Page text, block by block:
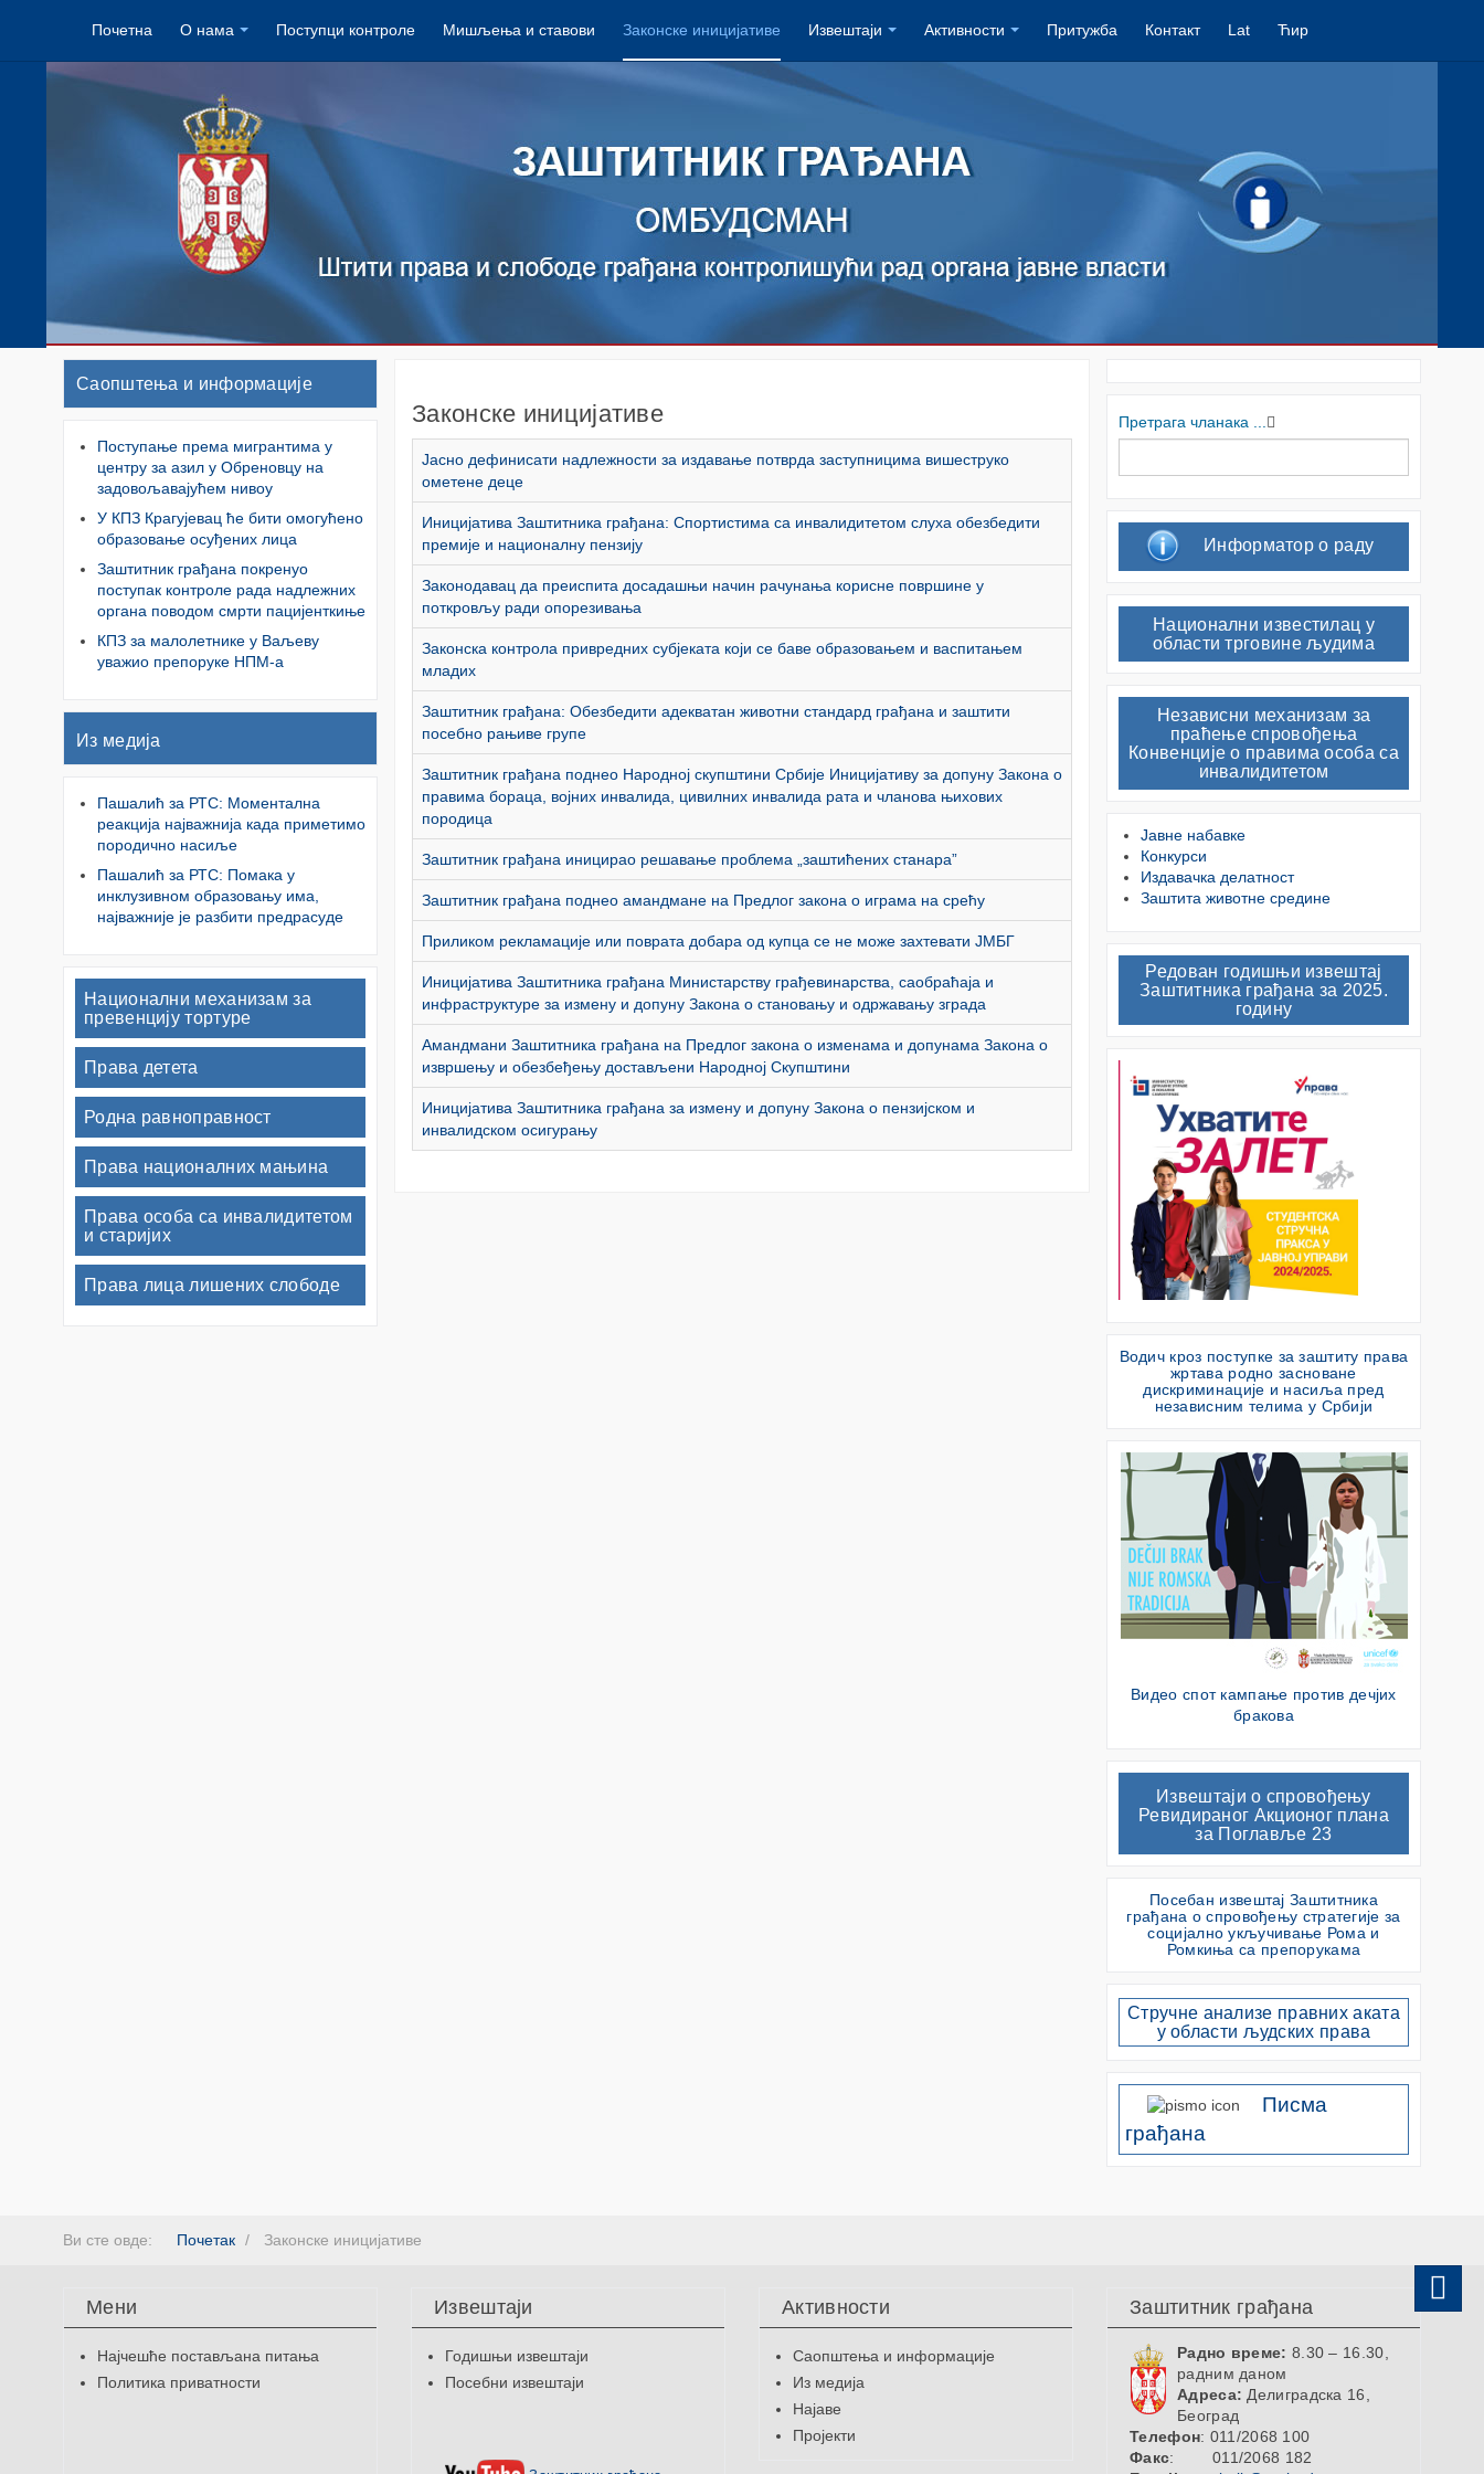
Почетна О нама Поступци контроле Мишљења и ставови Законске иницијативе Извештаји Активности Притужба Контакт Lat Ћир
Законске иницијативе
Јасно дефинисати надлежности за издавање потврда заступницима вишеструко
ометене деце
Иницијатива Заштитника грађана: Спортистима са инвалидитетом слуха обезбедити
премије и националну пензију
Законодавац да преиспита досадашњи начин рачунања корисне површине у
поткровљу ради опорезивања
Законска контрола привредних субјеката који се баве образовањем и васпитањем
младих
Заштитник грађана: Обезбедити адекватан животни стандард грађана и заштити
посебно рањиве групе
Заштитник грађана поднео Народној скупштини Србије Иницијативу за допуну Закона о
правима бораца, војних инвалида, цивилних инвалида рата и чланова њихових
породица
Заштитник грађана иницирао решавање проблема „заштићених станара”
Заштитник грађана поднео амандмане на Предлог закона о играма на срећу
Приликом рекламације или поврата добара од купца се не може захтевати ЈМБГ
Иницијатива Заштитника грађана Министарству грађевинарства, саобраћаја и
инфраструктуре за измену и допуну Закона о становању и одржавању зграда
Амандмани Заштитника грађана на Предлог закона о изменама и допунама Закона о
извршењу и обезбеђењу достављени Народној Скупштини
Иницијатива Заштитника грађана за измену и допуну Закона о пензијском и
инвалидском осигурању
Саопштења и информације
Поступање према мигрантима у
центру за азил у Обреновцу на
задовољавајућем нивоу
У КПЗ Крагујевац ће бити омогућено
образовање осуђених лица
Заштитник грађана покренуо
поступак контроле рада надлежних
органа поводом смрти пацијенткиње
КПЗ за малолетнике у Ваљеву
уважио препоруке НПМ-а
Из медија
Пашалић за РТС: Моментална
реакција најважнија када приметимо
породично насиље
Пашалић за РТС: Помака у
инклузивном образовању има,
најважније је разбити предрасуде
Национални механизам за
превенцију тортуре
Права детета
Родна равноправност
Права националних мањина
Права особа са инвалидитетом
и старијих
Права лица лишених слободе
Претрага чланака ...
Информатор о раду
Национални известилац у
области трговине људима
Независни механизам за
праћење спровођења
Конвенције о правима особа са
инвалидитетом
Јавне набавке
Конкурси
Издавачка делатност
Заштита животне средине
Редован годишњи извештај
Заштитника грађана за 2025.
годину
Водич кроз поступке за заштиту права
жртава родно засноване
дискриминације и насиља пред
независним телима у Србији
Видео спот кампање против дечјих
бракова
Извештаји о спровођењу
Ревидираног Акционог плана
за Поглавље 23
Посебан извештај Заштитника
грађана о спровођењу стратегије за
социјално укључивање Рома и
Ромкиња са препорукама
Стручне анализе правних аката
у области људских права
Писма
грађана
Ви сте овде: Почетак Законске иницијативе
Мени
Најчешће постављана питања
Политика приватности
Извештаји
Годишњи извештаји
Посебни извештаји
Активности
Саопштења и информације
Из медија
Најаве
Пројекти
Заштитник грађана
Радно време: 8.30 – 16.30,
радним даном
Адреса: Делиградска 16,
Београд
Телефон: 011/2068 100
Факс: 011/2068 182